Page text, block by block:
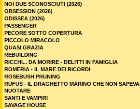
NOI DUE SCONOSCIUTI (2026)
OBSESSION (2026)
ODISSEA (2026)
PASSENGER
PECORE SOTTO COPERTURA
PICCOLO MIRACOLO
QUASI GRAZIA
REBUILDING
RICCHI... DA MORIRE - DELITTI IN FAMIGLIA
ROMERIA - IL MARE DEI RICORDI
ROSEBUSH PRUNING
RUFUS - IL DRAGHETTO MARINO CHE NON SAPEVA
NUOTARE
SANTI E VAMPIRI
SAVAGE HOUSE